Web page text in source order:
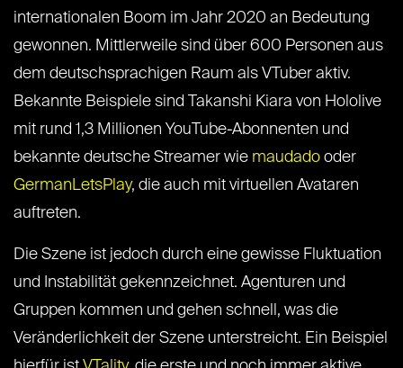
internationalen Boom im Jahr 2020 an Bedeutung
gewonnen. Mittlerweile sind über 600 Personen aus
dem deutschsprachigen Raum als VTuber aktiv.
Bekannte Beispiele sind Takanshi Kiara von Hololive
mit rund 1,3 Millionen YouTube-Abonnenten und
bekannte deutsche Streamer wie maudado oder
GermanLetsPlay, die auch mit virtuellen Avataren
auftreten​​.
Die Szene ist jedoch durch eine gewisse Fluktuation
und Instabilität gekennzeichnet. Agenturen und
Gruppen kommen und gehen schnell, was die
Veränderlichkeit der Szene unterstreicht. Ein Beispiel